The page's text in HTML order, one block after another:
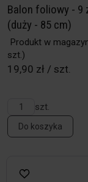
Balon foliowy - 9
(duży - 85 cm)
Produkt w
szt.)
19,90 zł / szt.
szt.
Do koszyka